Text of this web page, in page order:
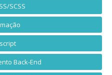
SCSS
Back-End